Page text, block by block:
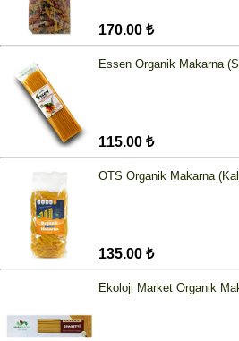
170.00 ₺
Essen Organik Makarna
115.00 ₺
OTS Organik Makarna
135.00 ₺
Ekoloji Market Organik